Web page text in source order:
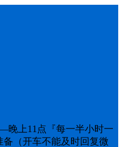
晚上11点『每一半小时一
（开车不能及时回复微